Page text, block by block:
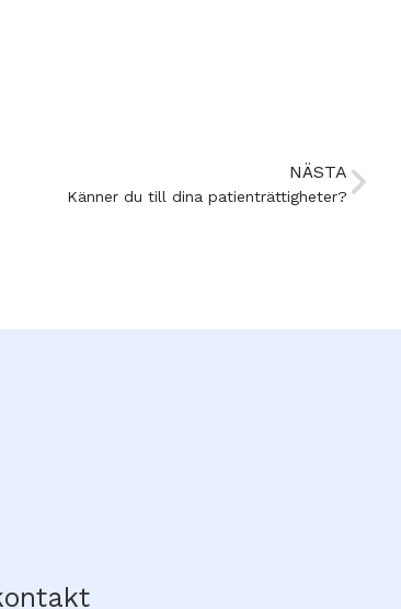
NÄSTA
Känner du till dina patienträttigheter?